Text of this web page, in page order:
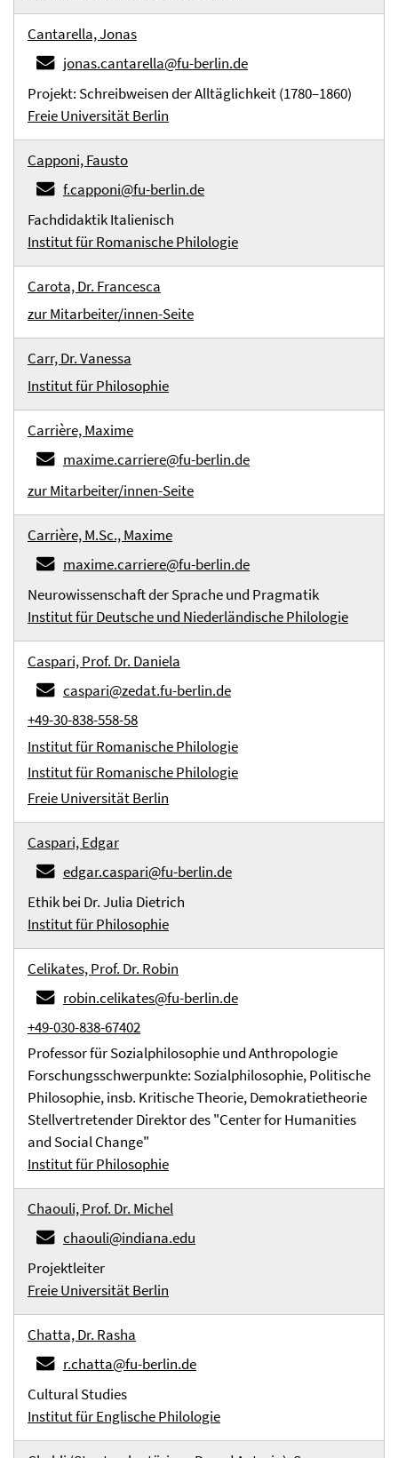
Cantarella, Jonas
jonas.cantarella@fu-berlin.de
Projekt: Schreibweisen der Alltäglichkeit (1780–1860)
Freie Universität Berlin
Capponi, Fausto
f.capponi@fu-berlin.de
Fachdidaktik Italienisch
Institut für Romanische Philologie
Carota, Dr. Francesca
zur Mitarbeiter/innen-Seite
Carr, Dr. Vanessa
Institut für Philosophie
Carrière, Maxime
maxime.carriere@fu-berlin.de
zur Mitarbeiter/innen-Seite
Carrière, M.Sc., Maxime
maxime.carriere@fu-berlin.de
Neurowissenschaft der Sprache und Pragmatik
Institut für Deutsche und Niederländische Philologie
Caspari, Prof. Dr. Daniela
caspari@zedat.fu-berlin.de
+49-30-838-558-58
Institut für Romanische Philologie
Institut für Romanische Philologie
Freie Universität Berlin
Caspari, Edgar
edgar.caspari@fu-berlin.de
Ethik bei Dr. Julia Dietrich
Institut für Philosophie
Celikates, Prof. Dr. Robin
robin.celikates@fu-berlin.de
+49-030-838-67402
Professor für Sozialphilosophie und Anthropologie
Forschungsschwerpunkte: Sozialphilosophie, Politische
Philosophie, insb. Kritische Theorie, Demokratietheorie
Stellvertretender Direktor des "Center for Humanities
and Social Change"
Institut für Philosophie
Chaouli, Prof. Dr. Michel
chaouli@indiana.edu
Projektleiter
Freie Universität Berlin
Chatta, Dr. Rasha
r.chatta@fu-berlin.de
Cultural Studies
Institut für Englische Philologie